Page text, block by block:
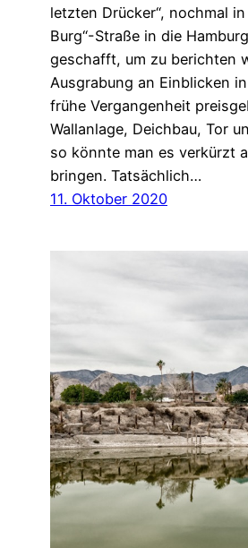
letzten Drücker“, nochmal in
Burg“-Straße in die
geschafft, um zu berichten
Ausgrabung an Einblicken
frühe Vergangenheit
Wallanlage, Deichbau, Tor
so könnte man es verkürzt
bringen. Tatsächlich…
11. Oktober 2020